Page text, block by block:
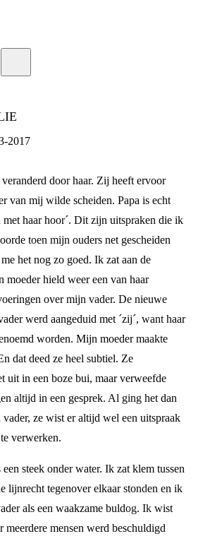
2017
veranderd door haar. Zij heeft ervoor
van mij wilde scheiden. Papa is echt
met haar hoor´. Dit zijn uitspraken die ik
toen mijn ouders net gescheiden
het nog zo goed. Ik zat aan de
moeder hield weer een van haar
over mijn vader. De nieuwe
werd aangeduid met ´zij´, want haar
worden. Mijn moeder maakte
dat deed ze heel subtiel. Ze
uit in een boze bui, maar verweefde
altijd in een gesprek. Al ging het dan
ze wist er altijd wel een uitspraak
verwerken.
steek onder water. Ik zat klem tussen
lijnrecht tegenover elkaar stonden en ik
als een waakzame buldog. Ik wist
meerdere mensen werd beschuldigd